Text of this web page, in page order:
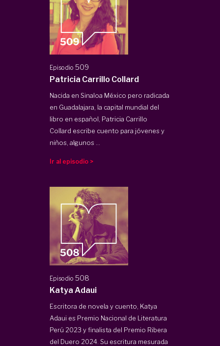
Episodio509
Patricia Carrillo Collard
Nacida en Sinaloa México pero radicada
en Guadalajara, la capital mundial del
libro en español, Patricia Carrillo
Collard escribe cuento para jóvenes y
niños, algunos ...
Ir al episodio >
Episodio508
Katya Adaui
Escritora de novela y cuento, Katya
Adaui es Premio Nacional de Literatura
Perú 2023 y finalista del Premio Ribera
del Duero 2024. Su escritura mesurada